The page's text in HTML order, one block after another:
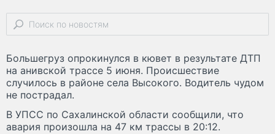
Большегруз опрокинулся в кювет в результате ДТП
на анивской трассе 5 июня. Происшествие
случилось в районе села Высокого. Водитель чудом
не пострадал.
В УПСС по Сахалинской области сообщили, что
авария произошла на 47 км трассы в 20:12.